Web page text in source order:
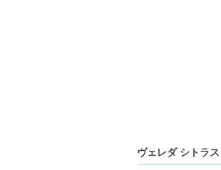
ヴェレダ シトラ